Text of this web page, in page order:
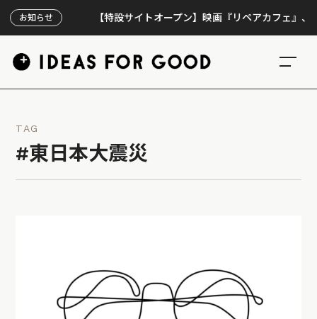
お知らせ 【特設サイトオープン】映画『リペアカフェ』、上映300
TAG
#東日本大震災